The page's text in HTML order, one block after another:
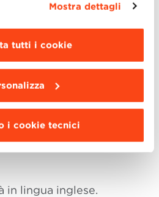
Dettagli ”. Per
di navigazione e
le terze parti e i cookie
Mostra dettagli
tutti i cookie
i cookie tecnici
Direttore Master in
Communication,
Media Manager &
in lingua inglese.